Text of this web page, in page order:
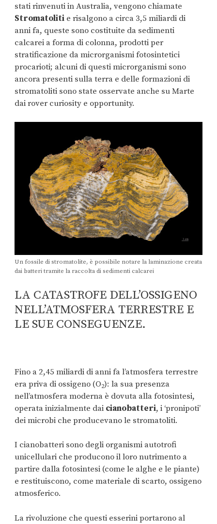
stati rinvenuti in Australia, vengono chiamate
Stromatoliti e risalgono a circa 3,5 miliardi di
anni fa, queste sono costituite da sedimenti
calcarei a forma di colonna, prodotti per
stratificazione da microrganismi fotosintetici
procarioti; alcuni di questi microrganismi sono
ancora presenti sulla terra e delle formazioni di
stromatoliti sono state osservate anche su Marte
dai rover curiosity e opportunity.
Un fossile di stromatolite, è possibile notare la laminazione creata
dai batteri tramite la raccolta di sedimenti calcarei
LA CATASTROFE DELL’OSSIGENO
NELL’ATMOSFERA TERRESTRE E
LE SUE CONSEGUENZE.
Fino a 2,45 miliardi di anni fa l’atmosfera terrestre
era priva di ossigeno (O2): la sua presenza
nell’atmosfera moderna è dovuta alla fotosintesi,
operata inizialmente dai cianobatteri, i ‘pronipoti’
dei microbi che producevano le stromatoliti.
I cianobatteri sono degli organismi autotrofi
unicellulari che producono il loro nutrimento a
partire dalla fotosintesi (come le alghe e le piante)
e restituiscono, come materiale di scarto, ossigeno
atmosferico.
La rivoluzione che questi esserini portarono al